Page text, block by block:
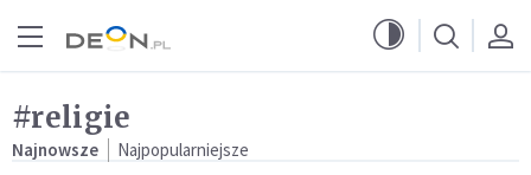
#religie
Najnowsze Najpopularniejsze